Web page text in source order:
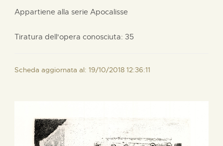
Appartiene alla serie Apocalisse
Tiratura dell'opera conosciuta: 35
Scheda aggiornata al: 19/10/2018 12:36:11